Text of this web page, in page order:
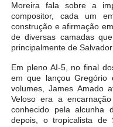
Moreira fala sobre a
compositor, cada um
construção e afirmação
de diversas camadas
principalmente de
Em pleno AI-5, no final
em que lançou
volumes, James Amado
Veloso era a
conhecido pela alcunha
depois, o tropicalista de